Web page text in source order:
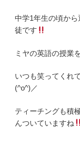
中学1年生の頃か
徒です
ミヤの英語の授業
いつも笑ってくれ
(^o^)／
ティーチングも積
んついていますね